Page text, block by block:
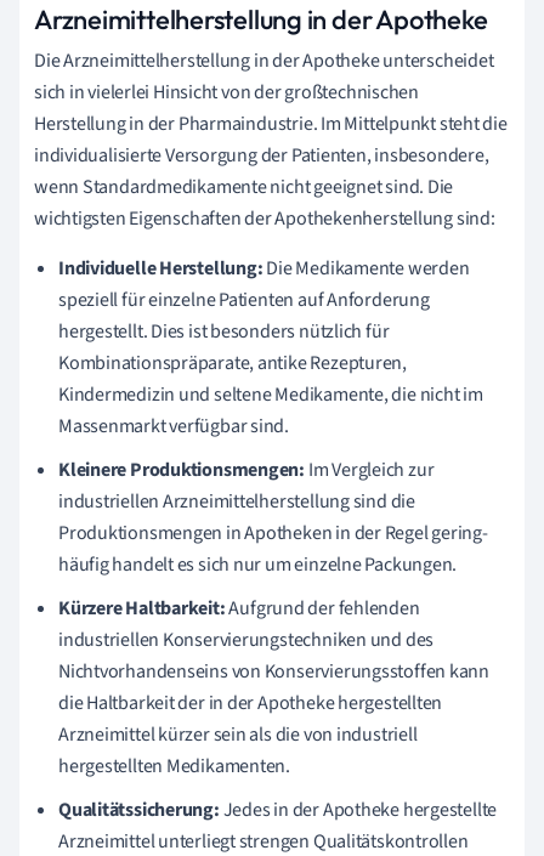
Arzneimittelherstellung in der Apotheke
Die Arzneimittelherstellung in der Apotheke unterscheidet
sich in vielerlei Hinsicht von der großtechnischen
Herstellung in der Pharmaindustrie. Im Mittelpunkt steht die
individualisierte Versorgung der Patienten, insbesondere,
wenn Standardmedikamente nicht geeignet sind. Die
wichtigsten Eigenschaften der Apothekenherstellung sind:
Individuelle Herstellung:Die Medikamente werden
speziell für einzelne Patienten auf Anforderung
hergestellt. Dies ist besonders nützlich für
Kombinationspräparate, antike Rezepturen,
Kindermedizin und seltene Medikamente, die nicht im
Massenmarkt verfügbar sind.
Kleinere Produktionsmengen: Im Vergleich zur
industriellen Arzneimittelherstellung sind die
Produktionsmengen in Apotheken in der Regel gering-
häufig handelt es sich nur um einzelne Packungen.
Kürzere Haltbarkeit:Aufgrund der fehlenden
industriellen Konservierungstechniken und des
Nichtvorhandenseins von Konservierungsstoffen kann
die Haltbarkeit der in der Apotheke hergestellten
Arzneimittel kürzer sein als die von industriell
hergestellten Medikamenten.
Qualitätssicherung:Jedes in der Apotheke hergestellte
Arzneimittel unterliegt strengen Qualitätskontrollen